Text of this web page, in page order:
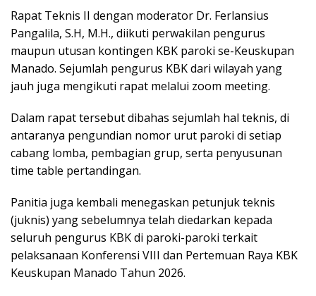
Rapat Teknis II dengan moderator Dr. Ferlansius
Pangalila, S.H, M.H., diikuti perwakilan pengurus
maupun utusan kontingen KBK paroki se-Keuskupan
Manado. Sejumlah pengurus KBK dari wilayah yang
jauh juga mengikuti rapat melalui zoom meeting.
Dalam rapat tersebut dibahas sejumlah hal teknis, di
antaranya pengundian nomor urut paroki di setiap
cabang lomba, pembagian grup, serta penyusunan
time table pertandingan.
Panitia juga kembali menegaskan petunjuk teknis
(juknis) yang sebelumnya telah diedarkan kepada
seluruh pengurus KBK di paroki-paroki terkait
pelaksanaan Konferensi VIII dan Pertemuan Raya KBK
Keuskupan Manado Tahun 2026.